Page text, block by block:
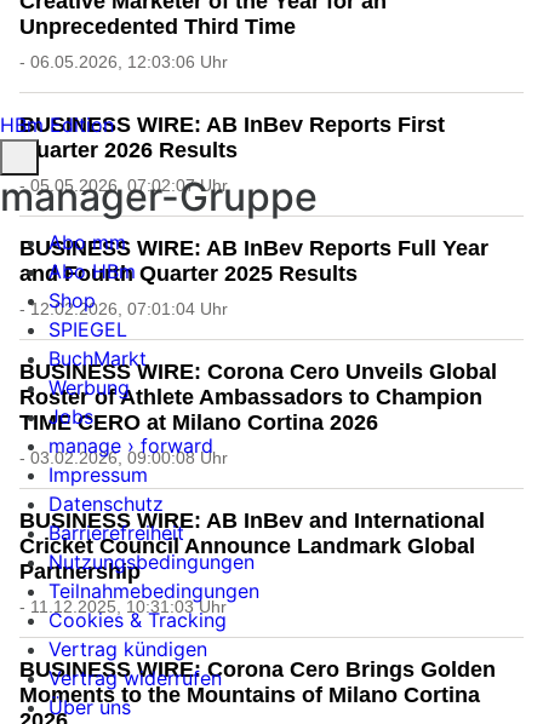
Unprecedented Third Time
- 06.05.2026, 12:03:06 Uhr
BUSINESS WIRE: AB InBev Reports First
Quarter 2026 Results
- 05.05.2026, 07:02:07 Uhr
BUSINESS WIRE: AB InBev Reports Full Year
and Fourth Quarter 2025 Results
- 12.02.2026, 07:01:04 Uhr
BUSINESS WIRE: Corona Cero Unveils Global
Roster of Athlete Ambassadors to Champion
TIME CERO at Milano Cortina 2026
- 03.02.2026, 09:00:08 Uhr
BUSINESS WIRE: AB InBev and International
Cricket Council Announce Landmark Global
Partnership
- 11.12.2025, 10:31:03 Uhr
BUSINESS WIRE: Corona Cero Brings Golden
Moments to the Mountains of Milano Cortina
HBm Edition
manager-Gruppe
Abo mm
Abo HBm
Shop
SPIEGEL
BuchMarkt
Werbung
Jobs
manage › forward
Impressum
Datenschutz
Barrierefreiheit
Nutzungsbedingungen
Teilnahmebedingungen
Cookies & Tracking
Vertrag kündigen
Vertrag widerrufen
Über uns